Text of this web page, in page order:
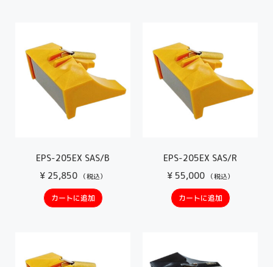
EPS-205EX SAS/B
¥25,850 （税込）
カートに追加
EPS-205EX SAS/R
¥55,000 （税込）
カートに追加